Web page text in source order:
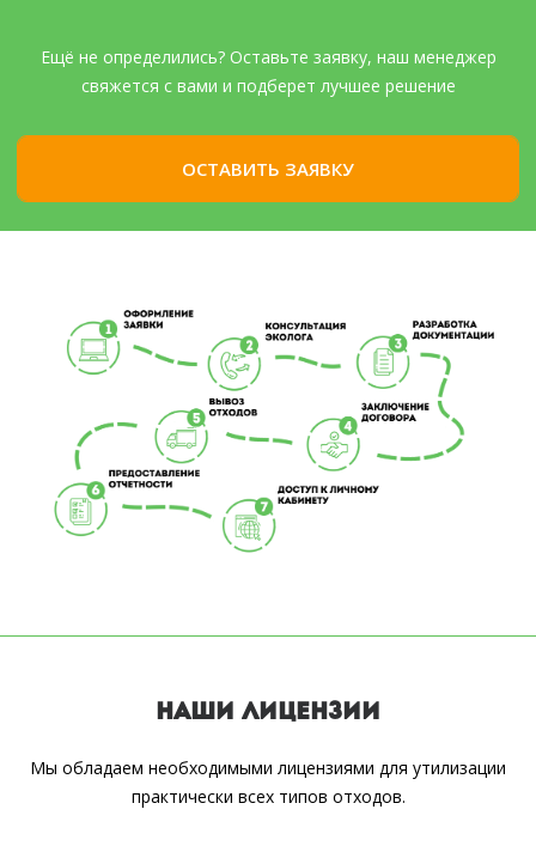
Ещё не определились? Оставьте заявку, наш менеджер
свяжется с вами и подберет лучшее решение
ОСТАВИТЬ ЗАЯВКУ
НАШИ ЛИЦЕНЗИИ
Мы обладаем необходимыми лицензиями для утилизации
практически всех типов отходов.